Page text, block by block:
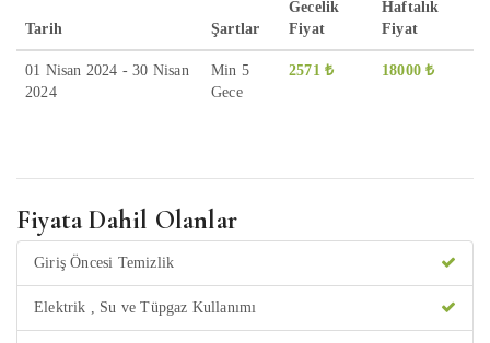
Tarih Şartlar
Gecelik
Fiyat
Haftalık
Fiyat
01 Nisan 2024 - 30 Nisan
2024
Min 5
Gece
2571 ₺ 18000 ₺
Fiyata Dahil Olanlar
Giriş Öncesi Temizlik
Elektrik , Su ve Tüpgaz Kullanımı